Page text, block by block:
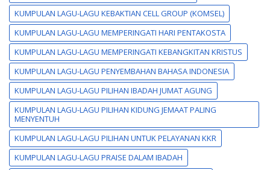
KUMPULAN LAGU-LAGU KEBAKTIAN CELL GROUP (KOMSEL)
KUMPULAN LAGU-LAGU MEMPERINGATI HARI PENTAKOSTA
KUMPULAN LAGU-LAGU MEMPERINGATI KEBANGKITAN KRISTUS
KUMPULAN LAGU-LAGU PENYEMBAHAN BAHASA INDONESIA
KUMPULAN LAGU-LAGU PILIHAN IBADAH JUMAT AGUNG
KUMPULAN LAGU-LAGU PILIHAN KIDUNG JEMAAT PALING
MENYENTUH
KUMPULAN LAGU-LAGU PILIHAN UNTUK PELAYANAN KKR
KUMPULAN LAGU-LAGU PRAISE DALAM IBADAH